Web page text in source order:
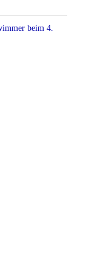
beim 4.